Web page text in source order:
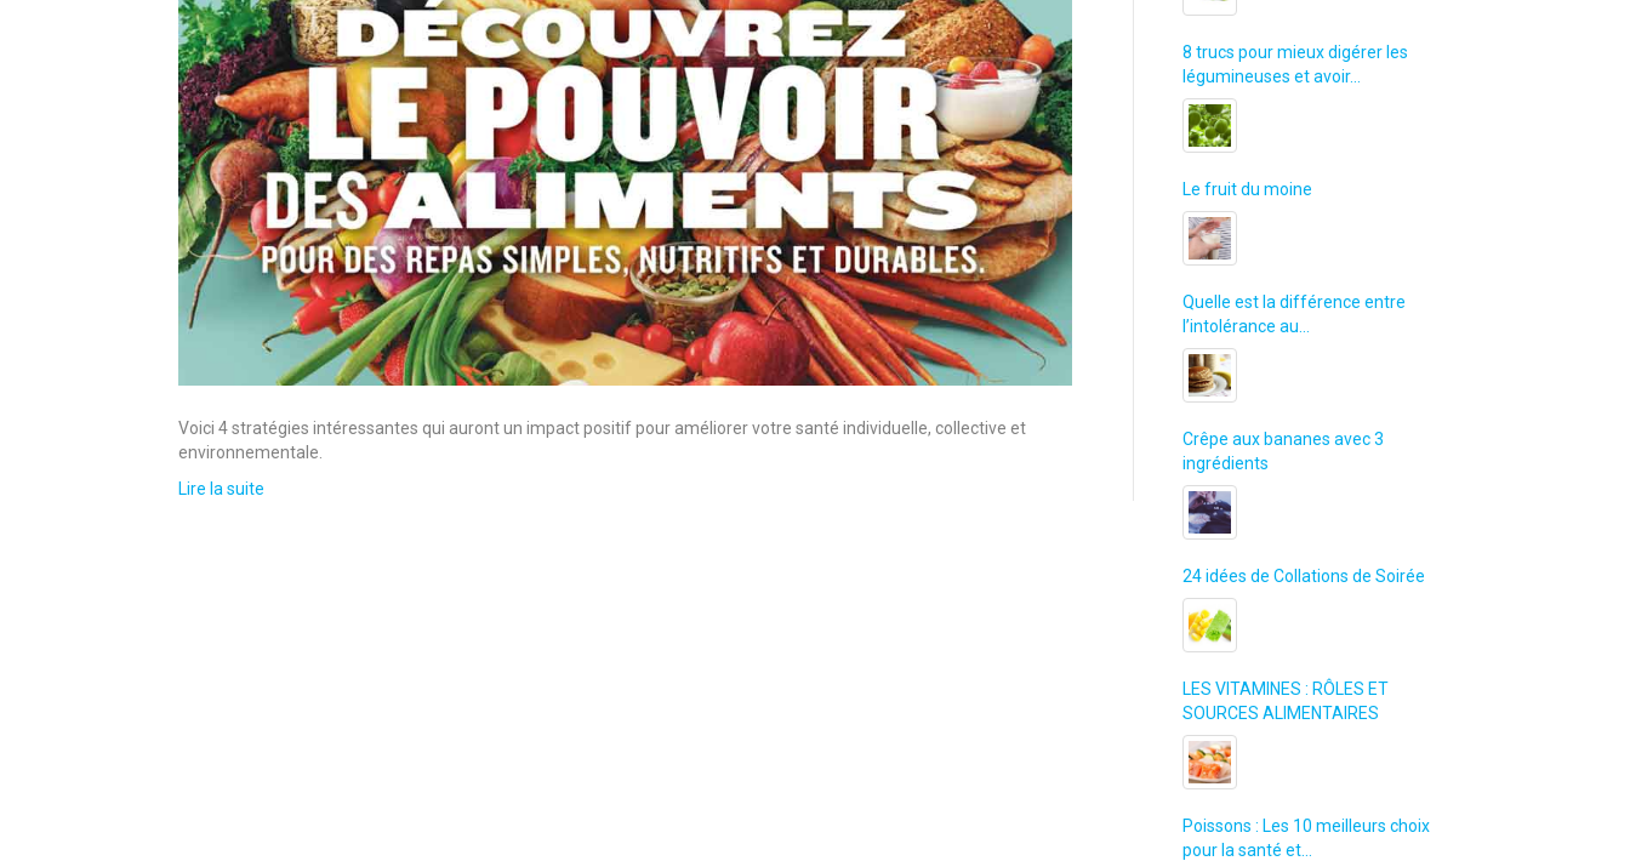
Voici 4 stratégies intéressantes qui auront un impact positif pour améliorer votre santé individuelle, collective et
environnementale.
Lire la suite
8 trucs pour mieux digérer les
légumineuses et avoir…
Le fruit du moine
Quelle est la différence entre
l’intolérance au…
Crêpe aux bananes avec 3
ingrédients
24 idées de Collations de Soirée
LES VITAMINES : RÔLES ET
SOURCES ALIMENTAIRES
Poissons : Les 10 meilleurs choix
pour la santé et…